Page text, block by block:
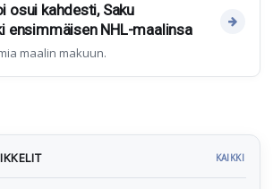
osui kahdesti, Saku
ensimmäisen NHL-maalinsa
maalin makuun.
KAIKKI